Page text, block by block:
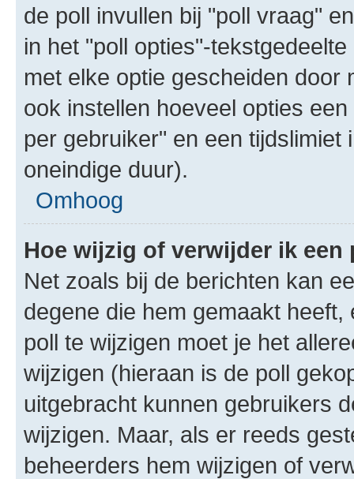
de poll invullen bij "poll vraag"
in het "poll opties"-
met elke optie gescheiden door
ook instellen hoeveel opties
per gebruiker" en een
oneindige duur).
Omhoog
Hoe wijzig of verwijder ik een
Net zoals bij de berichten kan
degene die hem gemaakt
poll te wijzigen moet je het
wijzigen (hieraan is de poll
uitgebracht kunnen gebruikers
wijzigen. Maar, als er reeds
beheerders hem wijzigen of